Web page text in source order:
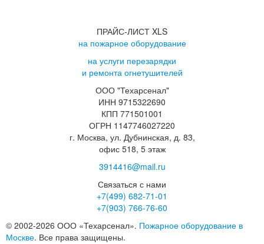
ПРАЙС-ЛИСТ XLS
на пожарное оборудование
на услуги перезарядки
и ремонта огнетушителей
ООО "Техарсенал"
ИНН 9715322690
КПП 771501001
ОГРН 1147746027220
г. Москва, ул. Дубнинская, д. 83,
офис 518, 5 этаж
3914416@mail.ru
Связаться с нами
+7(499) 682-71-01
+7(903) 766-76-60
© 2002-2026 ООО «Техарсенал». Пожарное оборудование в
Москве. Все права защищены.